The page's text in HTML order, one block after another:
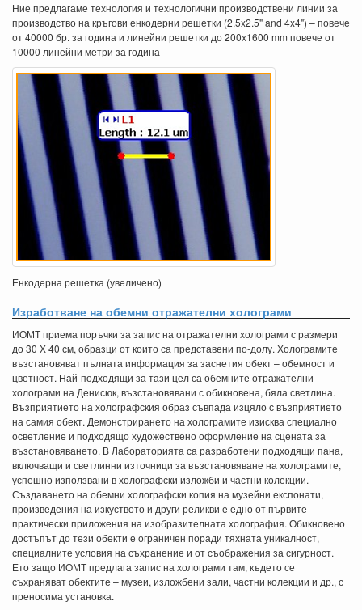
Ние предлагаме технология и технологични производствени линии за
производство на кръгови енкодерни решетки (2.5x2.5" and 4x4") – повече
от 40000 бр. за година и линейни решетки до 200x1600 mm повече от
10000 линейни метри за година
Енкодерна решетка (увеличено)
Изработване на обемни отражателни холограми
ИОМТ приема поръчки за запис на отражателни холограми с размери
до 30 Х 40 см, образци от които са представени по-долу. Холограмите
възстановяват пълната информация за заснетия обект – обемност и
цветност. Най-подходящи за тази цел са обемните отражателни
холограми на Денисюк, възстановявани с обикновена, бяла светлина.
Възприятието на холографския образ съвпада изцяло с възприятието
на самия обект. Демонстрирането на холограмите изисква специално
осветление и подходящо художествено оформление на сцената за
възстановяването. В Лабораторията са разработени подходящи пана,
включващи и светлинни източници за възстановяване на холограмите,
успешно използвани в холографски изложби и частни колекции.
Създаването на обемни холографски копия на музейни експонати,
произведения на изкуството и други реликви е едно от първите
практически приложения на изобразителната холография. Обикновено
достъпът до тези обекти е ограничен поради тяхната уникалност,
специалните условия на съхранение и от съображения за сигурност.
Ето защо ИОМТ предлага запис на холограми там, където се
съхраняват обектите – музеи, изложбени зали, частни колекции и др., с
преносима установка.